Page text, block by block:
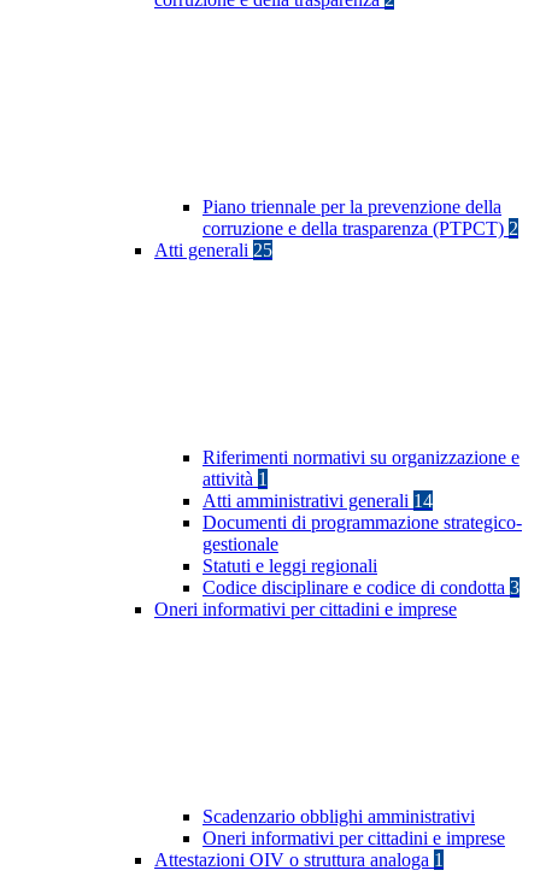
Piano triennale per la prevenzione della
corruzione e della trasparenza (PTPCT) 2
Atti generali 25
Riferimenti normativi su organizzazione e
attività 1
Atti amministrativi generali 14
Documenti di programmazione strategico-
gestionale
Statuti e leggi regionali
Codice disciplinare e codice di condotta 3
Oneri informativi per cittadini e imprese
Scadenzario obblighi amministrativi
Oneri informativi per cittadini e imprese
Attestazioni OIV o struttura analoga 1